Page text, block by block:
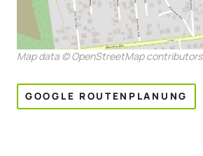
Map data © OpenStreetMap contributors
GOOGLE ROUTENPLANUNG